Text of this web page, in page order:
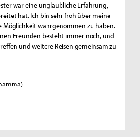
war eine unglaubliche Erfahrung,
hat. Ich bin sehr froh über meine
Möglichkeit wahrgenommen zu haben.
Freunden besteht immer noch, und
und weitere Reisen gemeinsam zu